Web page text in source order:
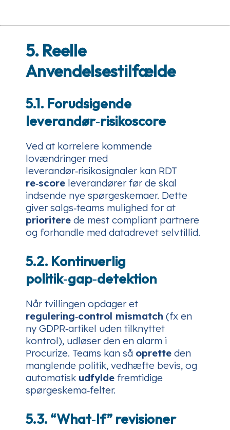
5. Reelle
Anvendelsestilfælde
5.1. Forudsigende
leverandør‑risikoscore
Ved at korrelere kommende
lovændringer med
leverandør‑risikosignaler kan RDT
re‑score leverandører før de skal
indsende nye spørgeskemaer. Dette
giver salgs‑teams mulighed for at
prioritere de mest compliant partnere
og forhandle med datadrevet selvtillid.
5.2. Kontinuerlig
politik‑gap‑detektion
Når tvillingen opdager et
regulering‑control mismatch (fx en
ny GDPR‑artikel uden tilknyttet
kontrol), udløser den en alarm i
Procurize. Teams kan så oprette den
manglende politik, vedhæfte bevis, og
automatisk udfylde fremtidige
spørgeskema‑felter.
5.3. “What‑If” revisioner